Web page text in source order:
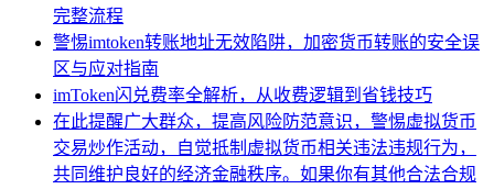
完整流程
警惕imtoken转账地址无效陷阱，加密货币转账的安全误
区与应对指南
imToken闪兑费率全解析，从收费逻辑到省钱技巧
在此提醒广大群众，提高风险防范意识，警惕虚拟货币
交易炒作活动，自觉抵制虚拟货币相关违法违规行为，
共同维护良好的经济金融秩序。如果你有其他合法合规